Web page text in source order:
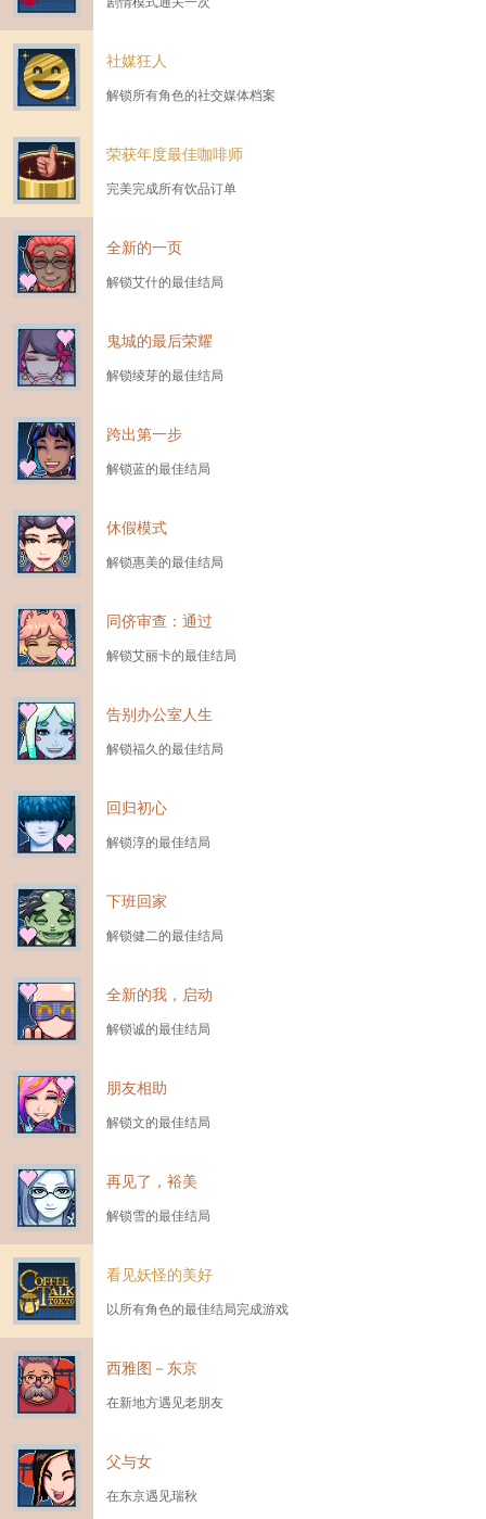
社媒狂人
解锁所有角色的社交媒体档案
荣获年度最佳咖啡师
完美完成所有饮品订单
全新的一页
解锁艾什的最佳结局
鬼城的最后荣耀
解锁绫芽的最佳结局
跨出第一步
解锁蓝的最佳结局
休假模式
解锁惠美的最佳结局
同侪审查：通过
解锁艾丽卡的最佳结局
告别办公室人生
解锁福久的最佳结局
回归初心
解锁淳的最佳结局
下班回家
解锁健二的最佳结局
全新的我，启动
解锁诚的最佳结局
朋友相助
解锁文的最佳结局
再见了，裕美
解锁雪的最佳结局
看见妖怪的美好
以所有角色的最佳结局完成游戏
西雅图－东京
在新地方遇见老朋友
父与女
在东京遇见瑞秋